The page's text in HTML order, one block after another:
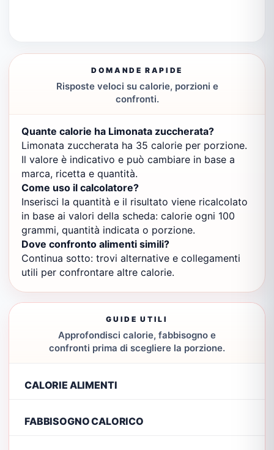
DOMANDE RAPIDE
Risposte veloci su calorie, porzioni e
confronti.
Quante calorie ha Limonata zuccherata?
Limonata zuccherata ha 35 calorie per porzione.
Il valore è indicativo e può cambiare in base a
marca, ricetta e quantità.
Come uso il calcolatore?
Inserisci la quantità e il risultato viene ricalcolato
in base ai valori della scheda: calorie ogni 100
grammi, quantità indicata o porzione.
Dove confronto alimenti simili?
Continua sotto: trovi alternative e collegamenti
utili per confrontare altre calorie.
GUIDE UTILI
Approfondisci calorie, fabbisogno e
confronti prima di scegliere la porzione.
CALORIE ALIMENTI
FABBISOGNO CALORICO